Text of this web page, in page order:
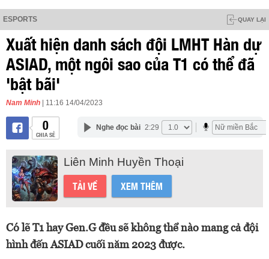
ESPORTS QUAY LẠI
Xuất hiện danh sách đội LMHT Hàn dự
ASIAD, một ngôi sao của T1 có thể đã
'bật bãi'
Nam Minh | 11:16 14/04/2023
0
CHIA SẺ
Nghe đọc bài 2:29
Liên Minh Huyền Thoại
TẢI VỀ XEM THÊM
Có lẽ T1 hay Gen.G đều sẽ không thể nào mang cả đội
hình đến ASIAD cuối năm 2023 được.